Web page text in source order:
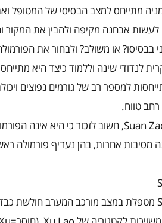
מתייחס למצב הבסיסי של המטופל
לעשות אבחנה מקיפה ולהבין את
בבסיסו? או משולב? ולבחור את
לנדודי שינה וללמוד כיצד היא
למספר רב של גורמים נפוצים
רחב טווח.
Suan, חשוב לזכור כי היא אינה
מסיבות אחרות, בהן נעדיף פורמולה
מטפלת במצב מורכב המערב חולשת